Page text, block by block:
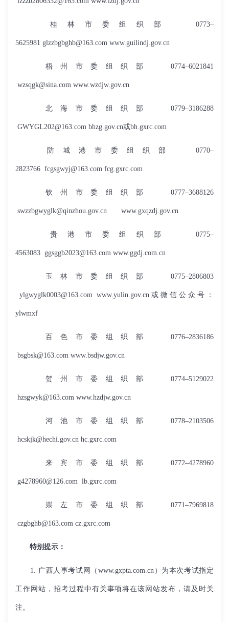
桂林市委组织部 0773–
5625981 glzzbgbghb@163.com www.guilindj.gov.cn
梧州市委组织部 0774–6021841
wzsqgk@sina.com www.wzdjw.gov.cn
北海市委组织部 0779–3186288
GWYGL202@163.com bhzg.gov.cn或bh.gxrc.com
防城港市委组织部 0770–
2823766 fcgsgwyj@163.com fcg.gxrc.com
钦州市委组织部 0777–3688126
swzzbgwyglk@qinzhou.gov.cn www.gxqzdj.gov.cn
贵港市委组织部 0775–
4563083 ggsggb2023@163.com www.ggdj.com.cn
玉林市委组织部 0775–2806803
ylgwyglk0003@163.com www.yulin.gov.cn或微信公众号：
ylwmxf
百色市委组织部 0776–2836186
bsgbsk@163.com www.bsdjw.gov.cn
贺州市委组织部 0774–5129022
hzsgwyk@163.com www.hzdjw.gov.cn
河池市委组织部 0778–2103506
hcskjk@hechi.gov.cn hc.gxrc.com
来宾市委组织部 0772–4278960
g4278960@126.com lb.gxrc.com
崇左市委组织部 0771–7969818
czgbghb@163.com cz.gxrc.com
特别提示：
1. 广西人事考试网（www.gxpta.com.cn）为本次考试指定
工作网站，招考过程中有关事项将在该网站发布，请及时关
注。